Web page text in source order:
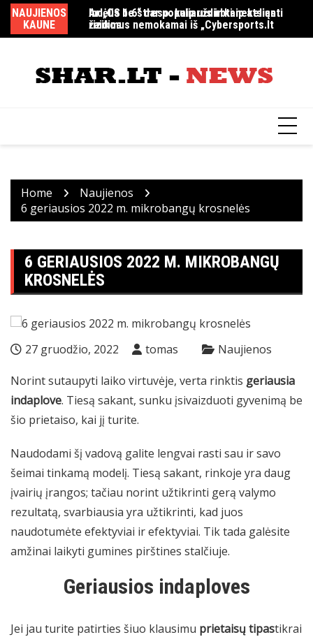
Skip
content
NAUJIENOS
KAUNE
Indėlis be streso: kaip uždirbti nekeliant
rizikos
Ar „CS 1.6“ dar populiarus ir kaip atsiųsti
žaidimus nemokamai iš „Cybersports.lt
Home
Naujienos
6 geriausios 2022 m. mikrobangų krosnelės
6 GERIAUSIOS 2022 M. MIKROBANGŲ
KROSNELĖS
27 gruodžio, 2022 tomas Naujienos
Norint sutaupyti laiko virtuvėje, verta rinktis geriausia
indaplove. Tiesą sakant, sunku įsivaizduoti gyvenimą be
šio prietaiso, kai jį turite.
Naudodami šį vadovą galite lengvai rasti sau ir savo
šeimai tinkamą modelį. Tiesą sakant, rinkoje yra daug
įvairių įrangos; tačiau norint užtikrinti gerą valymo
rezultatą, svarbiausia yra užtikrinti, kad juos
naudotumėte efektyviai ir efektyviai. Tik tada galėsite
amžinai laikyti gumines pirštines stalčiuje.
Geriausios indaploves
Jei jau turite patirties šiuo klausimu prietaisų tipastikrai